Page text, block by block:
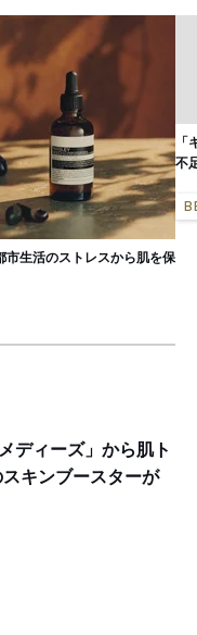
生活のストレスから肌を保
不
ディーズ」から肌ト
キンブースターが